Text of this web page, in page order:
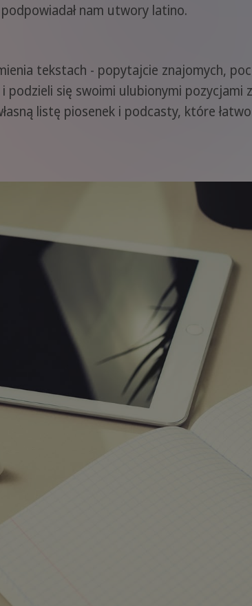
nam utwory latino.
tekstach - popytajcie znajomych,
się swoimi ulubionymi pozycjami
listę piosenek i podcasty, które